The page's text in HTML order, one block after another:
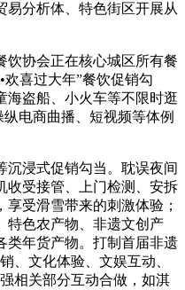
易分析体、特色街区开展从
饮协会正在核心城区所有餐
喜过大年”餐饮促销勾
海盗船、小火车等不限时逛
电商曲播、短视频等体例
浸式促销勾当。耽误夜间
收受接管、上门检测、安拆
受滑雪带来的刺激体验；
特色农产物、非遗文创产
类年货产物。打制首届非遗
、文化体验、文娱互动、
相关部分互动合做，如淇